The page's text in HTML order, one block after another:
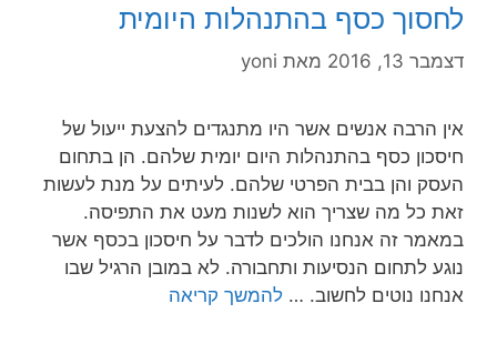
לחסוך כסף בהתנהלות היומית
דצמבר 13, 2016 מאתyoni
אין הרבה אנשים אשר היו מתנגדים להצעת ייעול של
חיסכון כסף בהתנהלות היום יומית שלהם. הן בתחום
העסק והן בבית הפרטי שלהם. לעיתים על מנת לעשות
זאת כל מה שצריך הוא לשנות מעט את התפיסה.
במאמר זה אנחנו הולכים לדבר על חיסכון בכסף אשר
נוגע לתחום הנסיעות ותחבורה. לא במובן הרגיל שבו
אנחנו נוטים לחשוב. …להמשך קריאה